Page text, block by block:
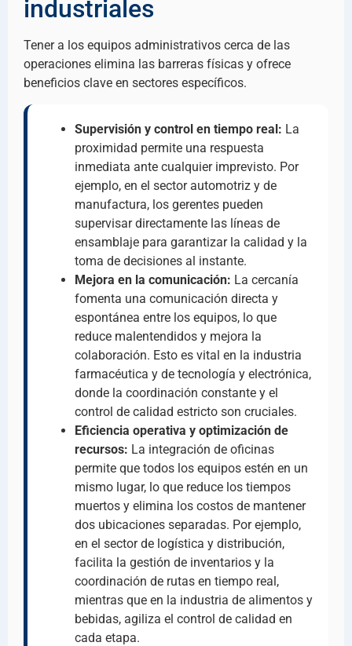
industriales
Tener a los equipos administrativos cerca de las
operaciones elimina las barreras físicas y ofrece
beneficios clave en sectores específicos.
Supervisión y control en tiempo real: La
proximidad permite una respuesta
inmediata ante cualquier imprevisto. Por
ejemplo, en el sector automotriz y de
manufactura, los gerentes pueden
supervisar directamente las líneas de
ensamblaje para garantizar la calidad y la
toma de decisiones al instante.
Mejora en la comunicación: La cercanía
fomenta una comunicación directa y
espontánea entre los equipos, lo que
reduce malentendidos y mejora la
colaboración. Esto es vital en la industria
farmacéutica y de tecnología y electrónica,
donde la coordinación constante y el
control de calidad estricto son cruciales.
Eficiencia operativa y optimización de
recursos: La integración de oficinas
permite que todos los equipos estén en un
mismo lugar, lo que reduce los tiempos
muertos y elimina los costos de mantener
dos ubicaciones separadas. Por ejemplo,
en el sector de logística y distribución,
facilita la gestión de inventarios y la
coordinación de rutas en tiempo real,
mientras que en la industria de alimentos y
bebidas, agiliza el control de calidad en
cada etapa.